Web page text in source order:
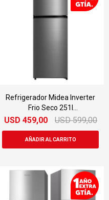
Refrigerador Midea Inverter
Frio Seco 251l
Mdrt346mtr46inv
USD 459,00 USD 599,00